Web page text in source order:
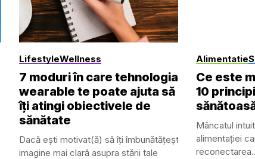
LifestyleWellness
7 moduri în care tehnologia
wearable te poate ajuta să
îți atingi obiectivele de
sănătate
Dacă ești motivat(ă) să îți îmbunătățești sănătatea,
imagine mai clară asupra stării tale
Alimentatie
Ce este
10
Mâncatul
alimentației